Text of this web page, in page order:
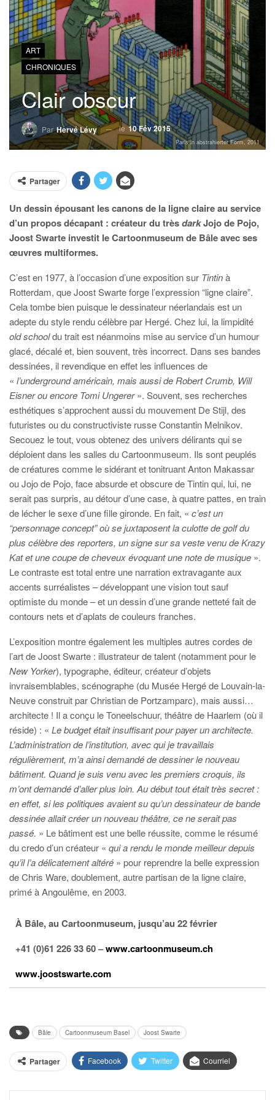
ART
CHRONIQUES
Clair obscur
ParHervé Lévy le10 Fév 2015
Paris in abstrahierter Form, 2011
Partager
Un dessin épousant les canons de la ligne claire au service
d’un propos décapant : créateur du trèsdarkJojo de Pojo,
Joost Swarte investit le Cartoonmuseum de Bâle avec ses
œuvres multiformes.
C’est en 1977, à l’occasion d’une exposition sur Tintinà
Rotterdam, que Joost Swarte forge l’expression “ligne claire”.
Cela tombe bien puisque le dessinateur néerlandais est un
adepte du style rendu célèbre par Hergé. Chez lui, la limpidité
old schooldu trait est néanmoins mise au service d’un humour
glacé, décalé et, bien souvent, très incorrect. Dans ses bandes
dessinées, il revendique en effet les influences de
« l’underground américain, mais aussi de Robert Crumb, Will
Eisner ou encore Tomi Ungerer». Souvent, ses recherches
esthétiques s’approchent aussi du mouvement De Stijl, des
futuristes ou du constructiviste russe Constantin Melnikov.
Secouez le tout, vous obtenez des univers délirants qui se
déploient dans les salles du Cartoonmuseum. Ils sont peuplés
de créatures comme le sidérant et tonitruant Anton Makassar
ou Jojo de Pojo, face absurde et obscure de Tintin qui, lui, ne
serait pas surpris, au détour d’une case, à quatre pattes, en train
de lécher le sexe d’une fille gironde. En fait, « c’est un
“personnage concept” où se juxtaposent la culotte de golf du
plus célèbre des reporters, un signe sur sa veste venu de Krazy
Kat et une coupe de cheveux évoquant une note de musique ».
Le contraste est total entre une narration extravagante aux
accents surréalistes – développant une vision tout sauf
optimiste du monde – et un dessin d’une grande netteté fait de
contours nets et d’aplats de couleurs franches.
L’exposition montre également les multiples autres cordes de
l’art de Joost Swarte : illustrateur de talent (notamment pour le
New Yorker), typographe, éditeur, créateur d’objets
invraisemblables, scénographe (du Musée Hergé de Louvain-la-
Neuve construit par Christian de Portzamparc), mais aussi…
architecte ! Il a conçu le Toneelschuur, théâtre de Haarlem (où il
réside) : « Le budget était insuffisant pour payer un architecte.
L’administration de l’institution, avec qui je travaillais
régulièrement, m’a ainsi demandé de dessiner le nouveau
bâtiment. Quand je suis venu avec les premiers croquis, ils
m’ont demandé d’aller plus loin. Au début tout était très secret :
en effet, si les politiques avaient su qu’un dessinateur de bande
dessinée allait créer un nouveau théâtre, ce ne serait pas
passé. » Le bâtiment est une belle réussite, comme le résumé
du credo d’un créateur « qui a rendu le monde meilleur depuis
qu’il l’a délicatement altéré » pour reprendre la belle expression
de Chris Ware, doublement, autre partisan de la ligne claire,
primé à Angoulême, en 2003.
À Bâle, au Cartoonmuseum, jusqu’au 22 février
+41 (0)61 226 33 60 –www.cartoonmuseum.ch
www.joostswarte.com
Bâle Cartoonmuseum Basel Joost Swarte
Partager Facebook Twitter Courriel